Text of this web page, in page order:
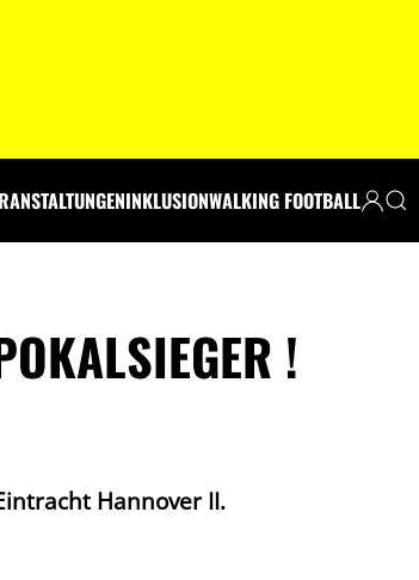
INKLUSIONWALKING FOOTBALL
!
Hannover II.